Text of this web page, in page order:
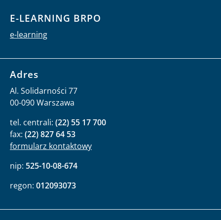
E-LEARNING BRPO
e-learning
Adres
Al. Solidarności 77
00-090 Warszawa
tel. centrali: (22) 55 17 700
fax: (22) 827 64 53
formularz kontaktowy
nip: 525-10-08-674
regon: 012093073